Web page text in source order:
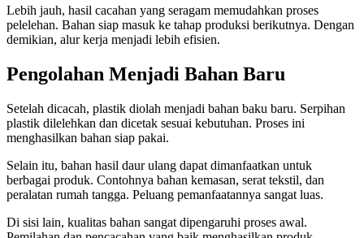
Lebih jauh, hasil cacahan yang seragam memudahkan proses
pelelehan. Bahan siap masuk ke tahap produksi berikutnya. Dengan
demikian, alur kerja menjadi lebih efisien.
Pengolahan Menjadi Bahan Baru
Setelah dicacah, plastik diolah menjadi bahan baku baru. Serpihan
plastik dilelehkan dan dicetak sesuai kebutuhan. Proses ini
menghasilkan bahan siap pakai.
Selain itu, bahan hasil daur ulang dapat dimanfaatkan untuk
berbagai produk. Contohnya bahan kemasan, serat tekstil, dan
peralatan rumah tangga. Peluang pemanfaatannya sangat luas.
Di sisi lain, kualitas bahan sangat dipengaruhi proses awal.